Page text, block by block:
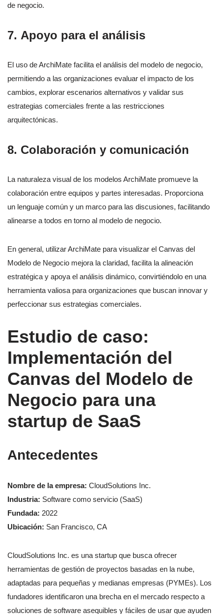
de negocio.
7. Apoyo para el análisis
El uso de ArchiMate facilita el análisis del modelo de negocio,
permitiendo a las organizaciones evaluar el impacto de los
cambios, explorar escenarios alternativos y validar sus
estrategias comerciales frente a las restricciones
arquitectónicas.
8. Colaboración y comunicación
La naturaleza visual de los modelos ArchiMate promueve la
colaboración entre equipos y partes interesadas. Proporciona
un lenguaje común y un marco para las discusiones, facilitando
alinearse a todos en torno al modelo de negocio.
En general, utilizar ArchiMate para visualizar el Canvas del
Modelo de Negocio mejora la claridad, facilita la alineación
estratégica y apoya el análisis dinámico, convirtiéndolo en una
herramienta valiosa para organizaciones que buscan innovar y
perfeccionar sus estrategias comerciales.
Estudio de caso:
Implementación del
Canvas del Modelo de
Negocio para una
startup de SaaS
Antecedentes
Nombre de la empresa: CloudSolutions Inc.
Industria: Software como servicio (SaaS)
Fundada: 2022
Ubicación: San Francisco, CA
CloudSolutions Inc. es una startup que busca ofrecer
herramientas de gestión de proyectos basadas en la nube,
adaptadas para pequeñas y medianas empresas (PYMEs). Los
fundadores identificaron una brecha en el mercado respecto a
soluciones de software asequibles y fáciles de usar que ayuden